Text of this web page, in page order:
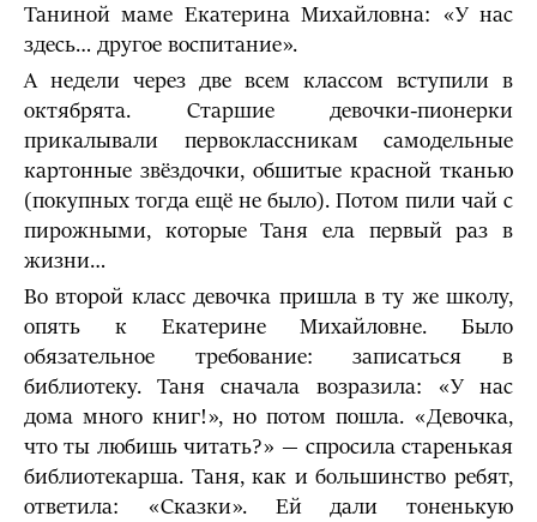
Таниной маме Екатерина Михайловна: «У нас
здесь… другое воспитание».
А недели через две всем классом вступили в
октябрята. Старшие девочки-пионерки
прикалывали первоклассникам самодельные
картонные звёздочки, обшитые красной тканью
(покупных тогда ещё не было). Потом пили чай с
пирожными, которые Таня ела первый раз в
жизни…
Во второй класс девочка пришла в ту же школу,
опять к Екатерине Михайловне. Было
обязательное требование: записаться в
библиотеку. Таня сначала возразила: «У нас
дома много книг!», но потом пошла. «Девочка,
что ты любишь читать?» — спросила старенькая
библиотекарша. Таня, как и большинство ребят,
ответила: «Сказки». Ей дали тоненькую